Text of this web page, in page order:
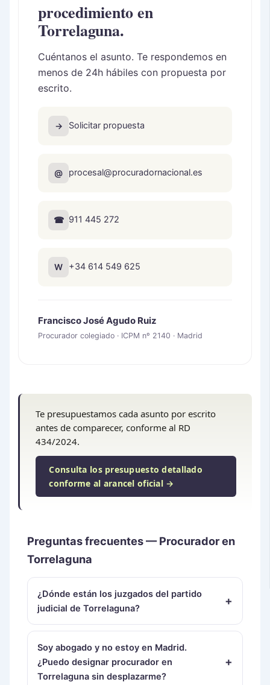
procedimiento en
Torrelaguna.
Cuéntanos el asunto. Te respondemos en
menos de 24h hábiles con propuesta por
escrito.
→ Solicitar propuesta
@ procesal@procuradornacional.es
☎ 911 445 272
W +34 614 549 625
Francisco José Agudo Ruiz
Procurador colegiado · ICPM nº 2140 · Madrid
Te presupuestamos cada asunto por escrito
antes de comparecer, conforme al RD
434/2024.
Consulta los presupuesto detallado
conforme al arancel oficial →
Preguntas frecuentes — Procurador en
Torrelaguna
¿Dónde están los juzgados del partido
judicial de Torrelaguna?
Soy abogado y no estoy en Madrid.
¿Puedo designar procurador en
Torrelaguna sin desplazarme?